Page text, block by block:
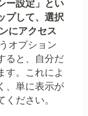
ー設定」とい
プして、選択
にアクセス
オプション
ると、自分だ
す。これによ
、単に表示が
ださい。